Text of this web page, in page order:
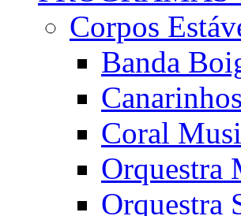
Corpos
Banda
Coral
Orquestra
Orquestra